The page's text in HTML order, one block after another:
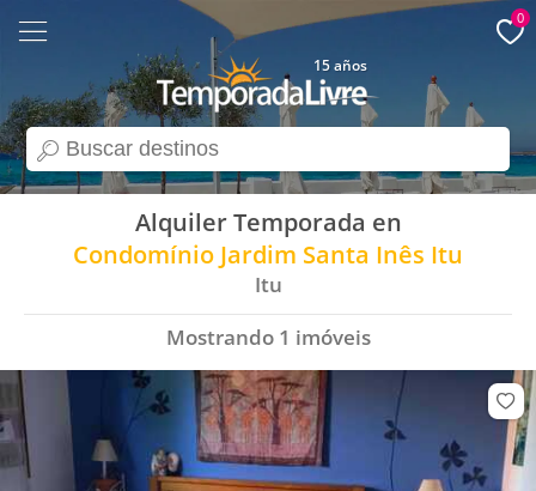
search
15 años
0
Alquiler Temporada en
Condomínio Jardim Santa Inês Itu
Itu
Mostrando 1 imóveis